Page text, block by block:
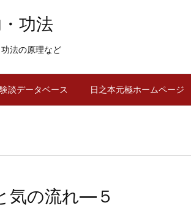
功法
法の原理など
談データベース 日之本元極ホームページ
気の流れ―５